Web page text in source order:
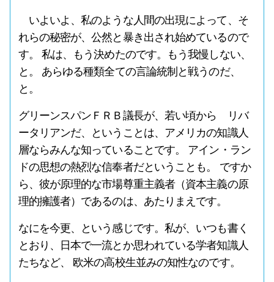
いよいよ、私のような人間の出現によって、そ
れらの秘密が、公然と暴き出され始めているので
す。 私は、もう決めたのです。もう我慢しない、
と。 あらゆる種類全ての言論統制と戦うのだ、
と。
グリーンスパンＦＲＢ議長が、若い頃から リバ
ータリアンだ、ということは、アメリカの知識人
層ならみんな知っていることです。 アイン・ラン
ドの思想の熱烈な信奉者だということも。 ですか
ら、彼が原理的な市場尊重主義者（資本主義の原
理的擁護者）であるのは、あたりまえです。
なにを今更、という感じです。私が、いつも書く
とおり、日本で一流とか思われている学者知識人
たちなど、 欧米の高校生並みの知性なのです。